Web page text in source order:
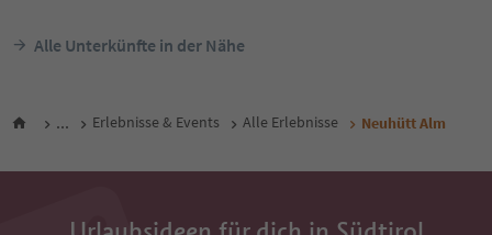
Alle Unterkünfte in der Nähe
... Erlebnisse & Events Alle Erlebnisse Neuhütt Alm